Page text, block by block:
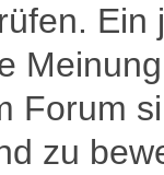
Forum
zu